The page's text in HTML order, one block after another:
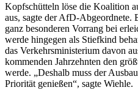
Kopfschütteln löse die Koalition
aus, sagte der AfD-Abgeordnete.
ganz besonderen Vorrang bei
werde hingegen als Stiefkind
das Verkehrsministerium davon
kommenden Jahrzehnten den
werde. „Deshalb muss der
Priorität genießen“, sagte Wiehle.